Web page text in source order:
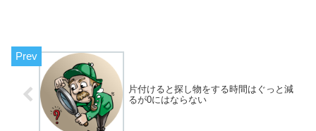
片付けると探し物をする時間はぐっと減
るが0にはならない